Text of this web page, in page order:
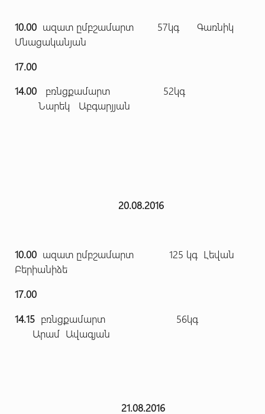
10.00ազատ ըմբշամարտ 57կգ Գառնիկ
Մնացականյան
17.00
14.00բռնցքամարտ 52կգ
Նարեկ Աբգարյյան
20.08.2016
10.00ազատ ըմբշամարտ 125 կգ Լեվան
Բերիանիձե
17.00
14.15բռնցքամարտ 56կգ
Արամ Ավագյան
21.08.2016